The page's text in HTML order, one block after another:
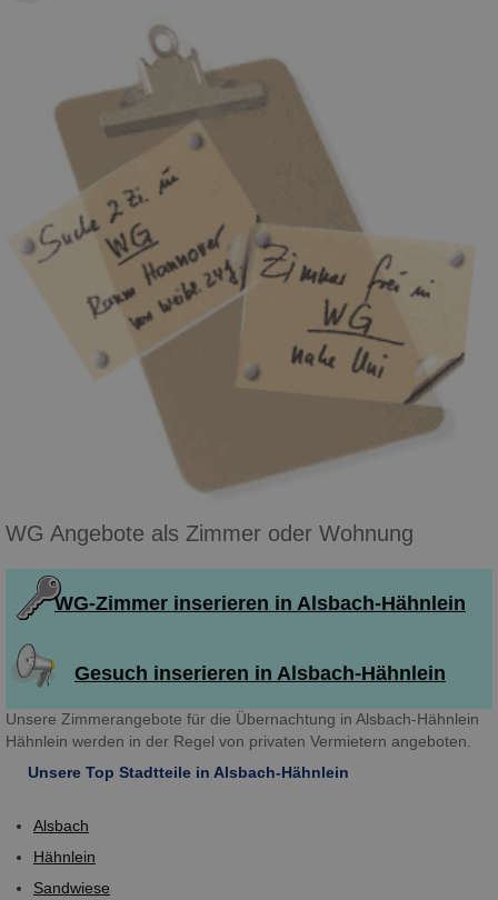
WG Angebote als Zimmer oder Wohnung
WG-Zimmer inserieren in Alsbach-Hähnlein
Gesuch inserieren in Alsbach-Hähnlein
Unsere Zimmerangebote für die Übernachtung in Alsbach-Hähnlein
Hähnlein werden in der Regel von privaten Vermietern angeboten.
Unsere Top Stadtteile in Alsbach-Hähnlein
Alsbach
Hähnlein
Sandwiese